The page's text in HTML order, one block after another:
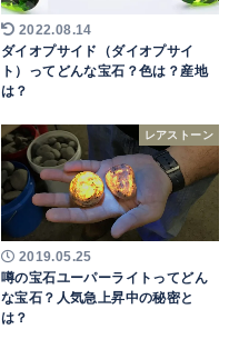
2022.08.14
ダイオプサイド（ダイオプサイ
ト）ってどんな宝石？色は？産地
は？
レアストーン
2019.05.25
噂の宝石ユーパーライトってどん
な宝石？人気急上昇中の秘密と
は？